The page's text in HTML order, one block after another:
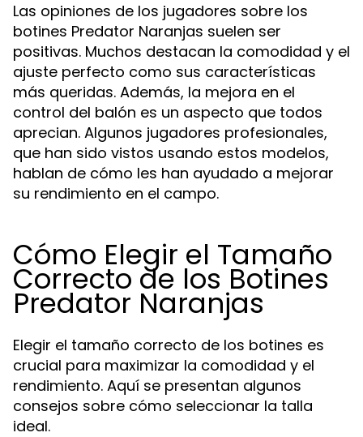
Las opiniones de los jugadores sobre los
botines Predator Naranjas suelen ser
positivas. Muchos destacan la comodidad y el
ajuste perfecto como sus características
más queridas. Además, la mejora en el
control del balón es un aspecto que todos
aprecian. Algunos jugadores profesionales,
que han sido vistos usando estos modelos,
hablan de cómo les han ayudado a mejorar
su rendimiento en el campo.
Cómo Elegir el Tamaño
Correcto de los Botines
Predator Naranjas
Elegir el tamaño correcto de los botines es
crucial para maximizar la comodidad y el
rendimiento. Aquí se presentan algunos
consejos sobre cómo seleccionar la talla
ideal.